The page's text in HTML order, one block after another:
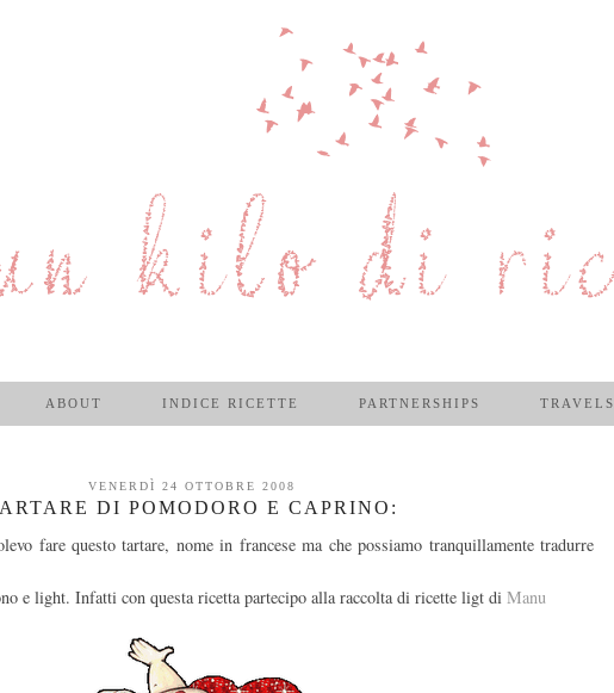
ABOUT INDICE RICETTE PARTNERSHIPS TRAVELS
VENERDÌ 24 OTTOBRE 2008
DI POMODORO E CAPRINO:
fare questo tartare, nome in francese ma che possiamo tranquillamente tradurre
e light. Infatti con questa ricetta partecipo alla raccolta di ricette ligt di Manu